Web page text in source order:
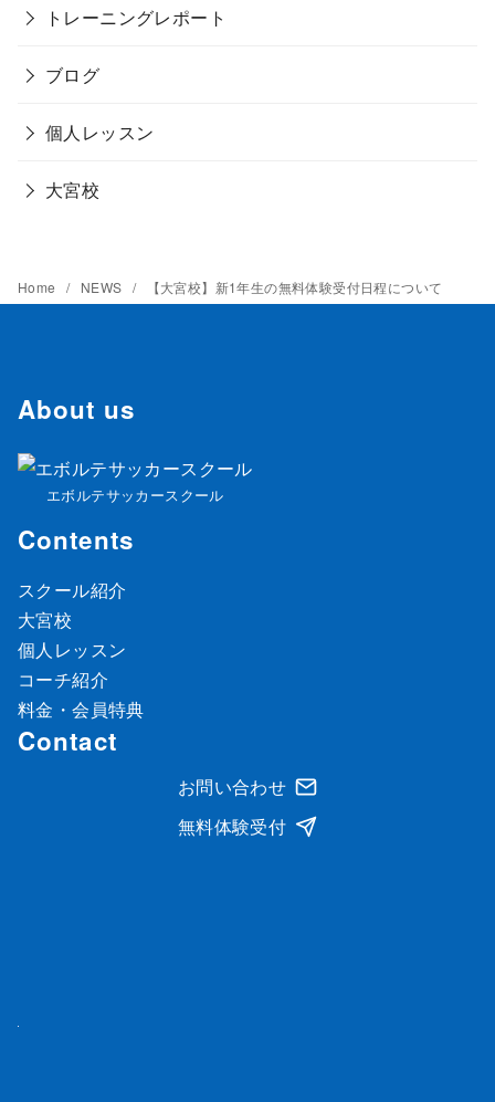
トレーニングレポート
ブログ
個人レッスン
大宮校
Home NEWS 【大宮校】新1年生の無料体験受付日程について
About us
エボルテサッカースクール
Contents
スクール紹介
大宮校
個人レッスン
コーチ紹介
料金・会員特典
Contact
お問い合わせ
無料体験受付